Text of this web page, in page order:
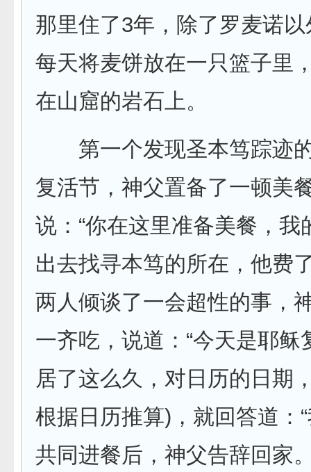
那里住了3年，除了罗麦诺
每天将麦饼放在一只篮子里
在山窟的岩石上。
第一个发现圣本笃踪迹的
复活节，神父置备了一顿美
说：“你在这里准备美餐，
出去找寻本笃的所在，他费
两人倾谈了一会超性的事，
一齐吃，说道：“今天是耶
居了这么久，对日历的日期
根据日历推算)，就回答道：
共同进餐后，神父告辞回家